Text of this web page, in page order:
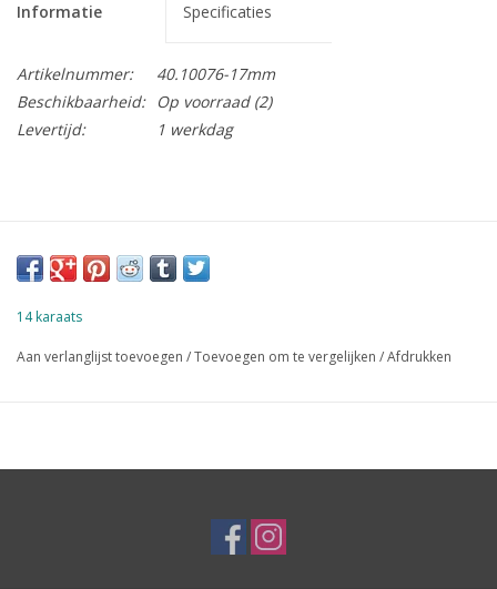
Informatie Specificaties
Artikelnummer:
40.10076-17mm
Beschikbaarheid:
Op voorraad(2)
Levertijd:
1 werkdag
14 karaats
Aan verlanglijst toevoegen /Toevoegen om te vergelijken /Afdrukken